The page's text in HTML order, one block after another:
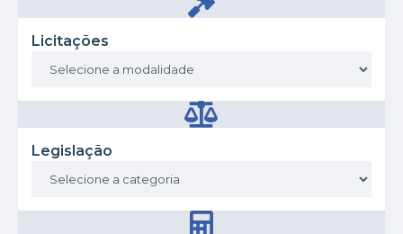
Licitações
Legislação